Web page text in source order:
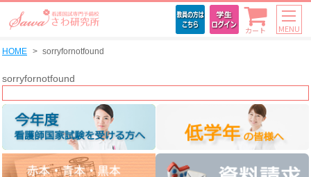
カート MENU
HOME sorryfornotfound
sorryfornotfound